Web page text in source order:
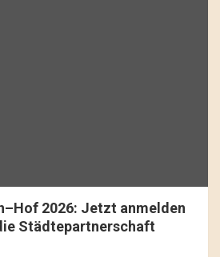
2026: Jetzt anmelden
Städtepartnerschaft